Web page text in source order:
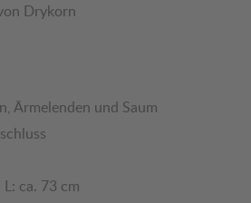
Drykorn
Ärmelenden und Saum
ca. 73 cm